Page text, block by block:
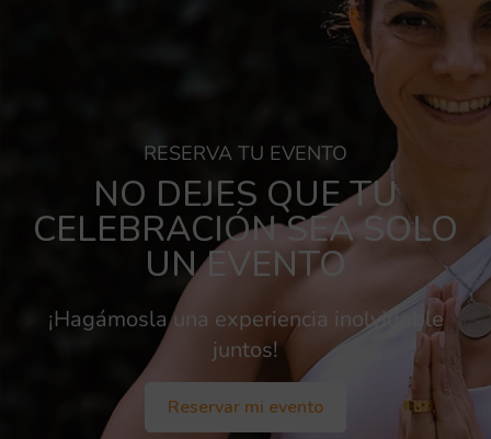
RESERVA TU EVENTO
NO DEJES QUE TU
CELEBRACIÓN SEA SOLO
UN EVENTO
¡Hagámosla una experiencia inolvidable
juntos!
Reservar mi evento